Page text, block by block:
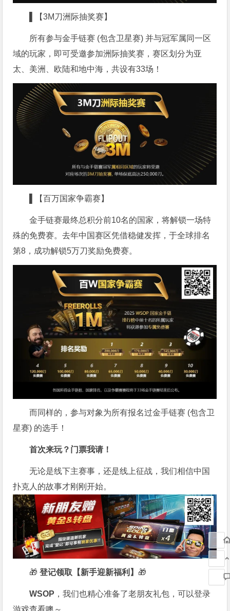
▌【3M刀洲际抽奖赛】
所有参与金手链赛 (包含卫星赛) 并与冠军属同一区
域的玩家，即可受邀参加洲际抽奖赛，赛区划分为亚
太、美洲、欧陆和地中海，共设有33场！
▌【百万国家争霸赛】
金手链赛最终总积分前10名的国家，将解锁一场特
殊的免费赛。去年中国赛区凭借稳健发挥，于全球排名
第8，成功解锁5万刀奖励免费赛。
而同样的，参与对象为所有报名过金手链赛 (包含卫
星赛) 的选手！
首次来玩？门票我请！
无论是线下主赛事，还是线上征战，我们相信中国
扑克人的故事才刚刚开始。
🎁 登记领取【新手迎新福利】 🎁
WSOP ，我们也精心准备了老朋友礼包，可以登录